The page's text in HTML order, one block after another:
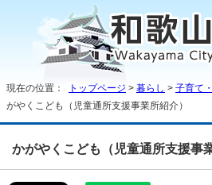
現在の位置： トップページ > 暮らし > 子育て
がやくこども（児童通所支援事業所紹介）
かがやくこども（児童通所支援事